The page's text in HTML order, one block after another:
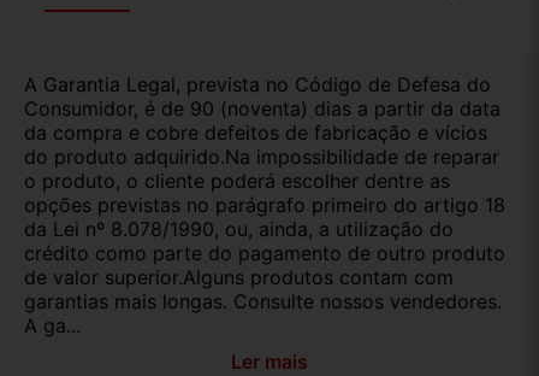
A Garantia Legal, prevista no Código de Defesa do
Consumidor, é de 90 (noventa) dias a partir da data
da compra e cobre defeitos de fabricação e vícios
do produto adquirido.Na impossibilidade de reparar
o produto, o cliente poderá escolher dentre as
opções previstas no parágrafo primeiro do artigo 18
da Lei nº 8.078/1990, ou, ainda, a utilização do
crédito como parte do pagamento de outro produto
de valor superior.Alguns produtos contam com
garantias mais longas. Consulte nossos vendedores.
A ga...
Ler mais